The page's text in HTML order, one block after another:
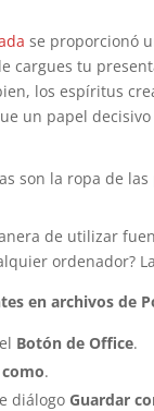
se proporcionó
cargues tu
los espíritus
un papel
son la ropa de las
de utilizar
ordenador?
en archivos de
Botón de Office.
.
diálogo Guardar